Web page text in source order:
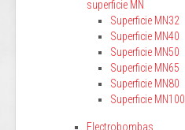
superficie MN
Superficie MN32
Superficie MN40
Superficie MN50
Superficie MN65
Superficie MN80
Superficie MN100
Electrobombas